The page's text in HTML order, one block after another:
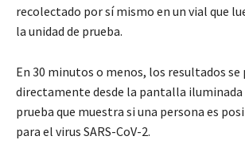
recolectado por sí mismo en un vial que
la unidad de prueba.
En 30 minutos o menos, los resultados se
directamente desde la pantalla iluminada
prueba que muestra si una persona es
para el virus SARS-CoV-2.